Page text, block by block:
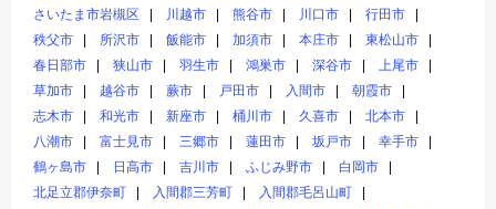
さいたま市岩槻区
川越市 熊谷市 川口市
行田市
秩父市
所沢市 飯能市 加須市 本庄市
東松山市
春日部市
狭山市 羽生市 鴻巣市 深谷市
上尾市
草加市
越谷市 蕨市 戸田市 入間市
朝霞市
志木市
和光市 新座市 桶川市 久喜市
北本市
八潮市
富士見市 三郷市 蓮田市 坂戸市
幸手市
鶴ヶ島市
日高市 吉川市 ふじみ野市
白岡市
北足立郡伊奈町
入間郡三芳町
入間郡毛呂山町